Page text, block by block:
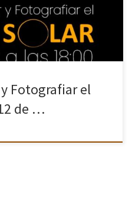
Fotografiar el
de …